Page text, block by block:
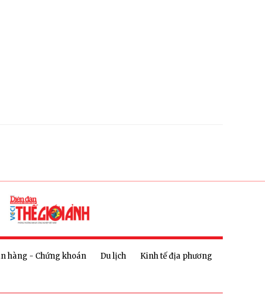
hàng - Chứng khoán Du lịch
Kinh tế địa phương